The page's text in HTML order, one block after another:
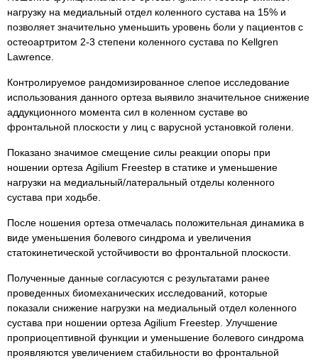
нагрузку на медиальный отдел коленного сустава на 15% и
позволяет значительно уменьшить уровень боли у пациентов с
остеоартритом 2-3 степени коленного сустава по Kellgren
Lawrence.
Контролируемое рандомизированное слепое исследование
использования данного ортеза выявило значительное снижение
аддукционного момента сил в коленном суставе во
фронтальной плоскости у лиц с варусной установкой голени.
Показано значимое смещение силы реакции опоры при
ношении ортеза Agilium Freestep в статике и уменьшение
нагрузки на медиальный/латеральный отделы коленного
сустава при ходьбе.
После ношения ортеза отмечалась положительная динамика в
виде уменьшения болевого синдрома и увеличения
статокинетической устойчивости во фронтальной плоскости.
Полученные данные согласуются с результатами ранее
проведенных биомеханических исследований, которые
показали снижение нагрузки на медиальный отдел коленного
сустава при ношении ортеза Agilium Freestep. Улучшение
проприоцептивной функции и уменьшение болевого синдрома
проявляются увеличением стабильности во фронтальной